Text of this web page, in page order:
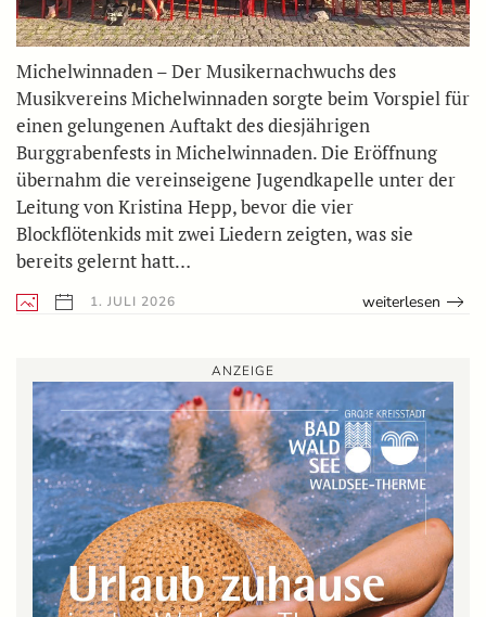
Michelwinnaden – Der Musikernachwuchs des
Musikvereins Michelwinnaden sorgte beim Vorspiel für
einen gelungenen Auftakt des diesjährigen
Burggrabenfests in Michelwinnaden. Die Eröffnung
übernahm die vereinseigene Jugendkapelle unter der
Leitung von Kristina Hepp, bevor die vier
Blockflötenkids mit zwei Liedern zeigten, was sie
bereits gelernt hatt…
1. JULI 2026 weiterlesen
ANZEIGE